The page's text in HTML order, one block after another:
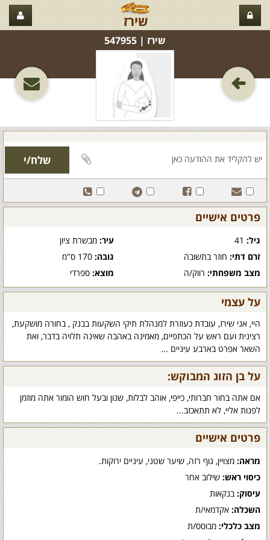
שירז
שירז‏ | 547955
פרטים אישיים
גיל: עיר:מבשרת ציון
זרם דתי: חוזר בתשובה גובה:170 ס"מ
מצב משפחתי: רווק/ה מוצא:ספרדי
על עצמי
היי, אני שירז, עובדת כעוזרת למנהלת תיקי השקעות בבנק , בחורה מושקעת,
רצינית ועם ראש על הכתפיים, מאמינה באהבה שאינה תלויה בדבר, ואת
השאר אפרט בארבע עיניים ...
על בן הזוג המבוקש:
אם אתה בחור חברותי, כייפי, אוהב לבלות, שנון ובעל חוש הומור אתה מוזמן
לפנות אליי, לא תתאכזב...
פרטים אישיים
מראה: מצויין, גוף רזה, שיער שטני, עיניים ירוקות.
כיסוי ראש: שילוב אחר
עיסוק: בנקאות
השכלה: אקדמאי/ת
מצב כלכלי: מבוסס/ת